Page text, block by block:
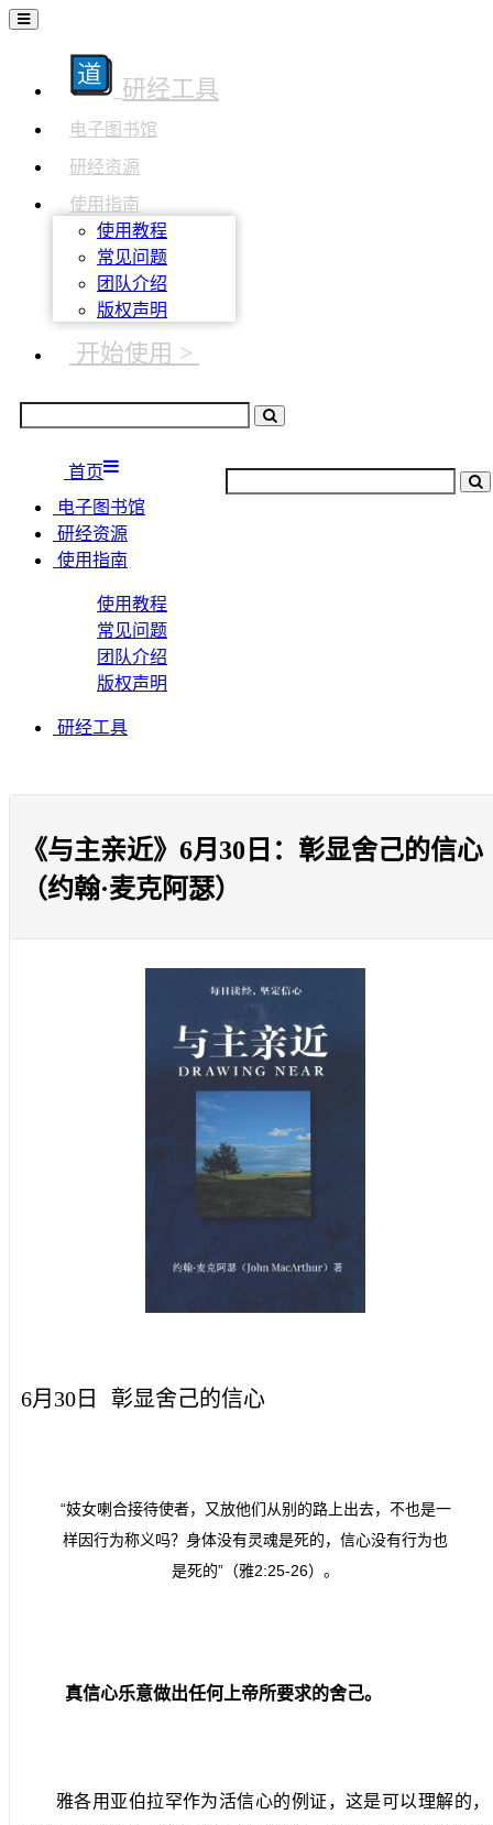
研经工具
电子图书馆
研经资源
使用指南
使用教程
常见问题
团队介绍
版权声明
开始使用 >
首页
电子图书馆
研经资源
使用指南
使用教程
常见问题
团队介绍
版权声明
研经工具
《与主亲近》6月30日：彰显舍己的信心
（约翰·麦克阿瑟）
6月30日 彰显舍己的信心
“妓女喇合接待使者，又放他们从别的路上出去，不也是一
样因行为称义吗？身体没有灵魂是死的，信心没有行为也
是死的”（雅2:25-26）。
真信心乐意做出任何上帝所要求的舍己。
雅各用亚伯拉罕作为活信心的例证，这是可以理解的，